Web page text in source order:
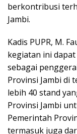
berkontribusi
Jambi.
Kadis PUPR, M.
kegiatan ini
sebagai
Provinsi Jambi di
lebih 40 stand
Provinsi Jambi
Pemerintah
termasuk juga